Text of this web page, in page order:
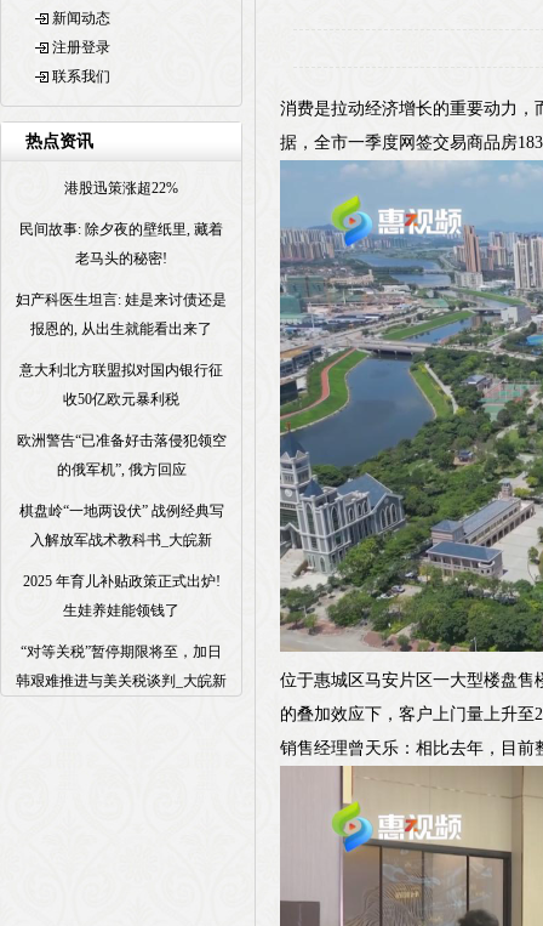
新闻动态
注册登录
联系我们
热点资讯
港股迅策涨超22%
民间故事: 除夕夜的壁纸里, 藏着
老马头的秘密!
妇产科医生坦言: 娃是来讨债还是
报恩的, 从出生就能看出来了
意大利北方联盟拟对国内银行征
收50亿欧元暴利税
欧洲警告“已准备好击落侵犯领空
的俄军机”, 俄方回应
棋盘岭“一地两设伏” 战例经典写
入解放军战术教科书_大皖新
2025 年育儿补贴政策正式出炉!
生娃养娃能领钱了
“对等关税”暂停期限将至，加日
韩艰难推进与美关税谈判_大皖新
消费是拉动经济增长的重要动力
据，全市一季度网签交易商品房
位于惠城区马安片区一大型楼盘
的叠加效应下，客户上门量上升至
销售经理曾天乐：相比去年，目